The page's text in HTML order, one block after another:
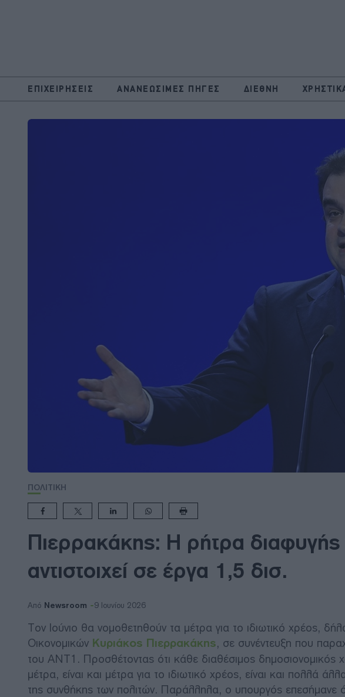
ΕΠΙΧΕΙΡΗΣΕΙΣ ΑΝΑΝΕΩΣΙΜΕΣ ΠΗΓΕΣ ΔΙΕΘΝΗ
ΠΟΛΙΤΙΚΗ
Πιερρακάκης: Η ρήτρα διαφυγής
αντιστοιχεί σε έργα 1,5 δισ.
Από Newsroom 9 Ιουνίου 2026
Τον Ιούνιο θα νομοθετηθούν τα μέτρα για το ιδιωτικό χρέος,
Οικονομικών Κυριάκος Πιερρακάκης, σε συνέντευξη που
του ΑΝΤ1. Προσθέτοντας ότι κάθε διαθέσιμος δημοσιονομικός
μέτρα, είναι και μέτρα για το ιδιωτικό χρέος, είναι και πολλά
της συνθήκης των πολιτών. Παράλληλα, ο υπουργός επεσήμανε